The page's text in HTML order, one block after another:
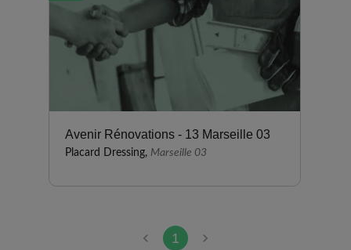
Avenir Rénovations - 13 Marseille 03
Placard Dressing, Marseille 03
1